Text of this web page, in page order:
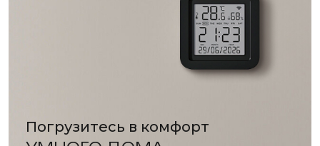
Погрузитесь в комфорт